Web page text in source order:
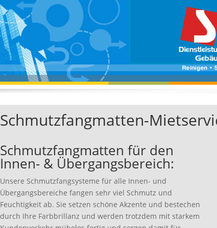
Schmutzfangmatten-
Schmutzfangmatten für den
Innen- & Übergangsbereich:
Unsere Schmutzfangsysteme für alle Innen- und
Übergangsbereiche fangen sehr viel Schmutz und
Feuchtigkeit ab. Sie setzen schöne Akzente und bestechen
durch Ihre Farbbrillanz und werden trotzdem mit starkem